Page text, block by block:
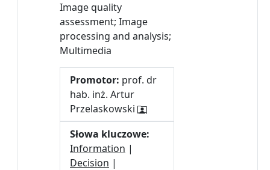
Image quality
assessment; Image
processing and analysis;
Multimedia
Promotor: prof. dr
hab. inż. Artur
Przelaskowski
Słowa kluczowe:
Information |
Decision |